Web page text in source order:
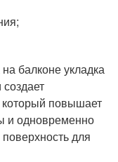
балконе укладка
повышает
и одновременно
для